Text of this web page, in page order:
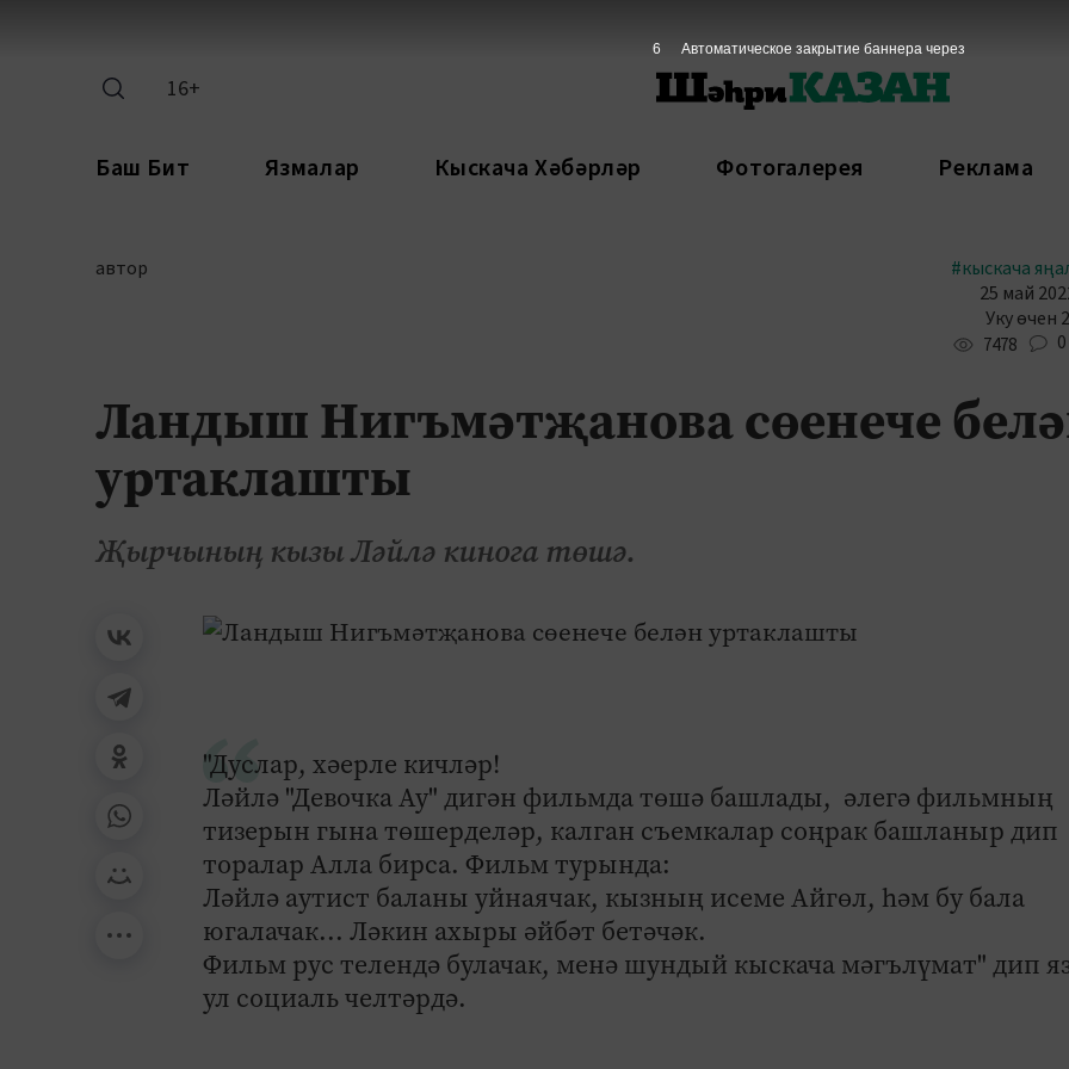
16+
Баш Бит Язмалар Кыскача Хәбәрләр Фотогалерея Реклама
автор
#кыскача
25 май
Уку өчен
7478 0
Ландыш Нигъмәтҗанова сөенече
уртаклашты
Җырчының кызы Ләйлә кинога төшә.
"Дуслар, хәерле кичләр!
Ләйлә "Девочка Ау" дигән фильмда төшә башлады, әлегә фильмның
тизерын гына төшерделәр, калган съемкалар соңрак башланыр дип
торалар Алла бирса. Фильм турында:
Ләйлә аутист баланы уйнаячак, кызның исеме Айгөл, һәм бу бала
югалачак... Ләкин ахыры әйбәт бетәчәк.
Фильм рус телендә булачак, менә шундый кыскача мәгълүмат" дип
ул социаль челтәрдә.
5 Автоматическое закрытие баннера через